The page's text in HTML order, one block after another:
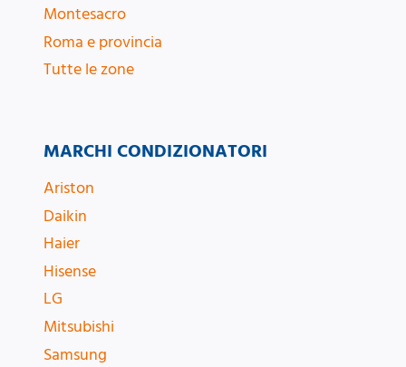
Montesacro
Roma e provincia
Tutte le zone
MARCHI CONDIZIONATORI
Ariston
Daikin
Haier
Hisense
LG
Mitsubishi
Samsung